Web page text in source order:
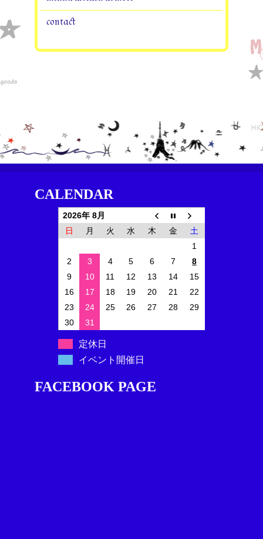
contact
CALENDAR
2026年 8月
日
月 火 水 木 金
土
1
2
3 4 5 6 7
8
9
10 11 12 13 14
15
16
17 18 19 20 21
22
23
24 25 26 27 28
29
30
31
定休日
イベント開催日
FACEBOOK PAGE